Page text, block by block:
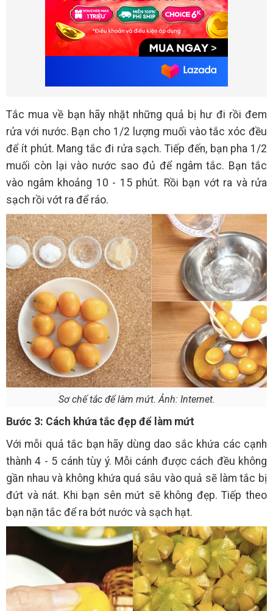
Tắc mua về bạn hãy nhặt những quả bị hư đi rồi đem
rửa với nước. Bạn cho 1/2 lượng muối vào tắc xóc đều
để ít phút. Mang tắc đi rửa sạch. Tiếp đến, bạn pha 1/2
muối còn lại vào nước sao đủ để ngâm tắc. Bạn tắc
vào ngâm khoảng 10 - 15 phút. Rồi bạn vớt ra và rửa
sạch rồi vớt ra để ráo.
Sơ chế tắc để làm mứt. Ảnh: Internet.
Bước 3: Cách khứa tắc đẹp để làm mứt
Với mỗi quả tắc bạn hãy dùng dao sắc khứa các cạnh
thành 4 - 5 cánh tùy ý. Mỗi cánh được cách đều không
gần nhau và không khứa quá sâu vào quả sẽ làm tắc bị
đứt và nát. Khi bạn sên mứt sẽ không đẹp. Tiếp theo
bạn nặn tắc để ra bớt nước và sạch hạt.